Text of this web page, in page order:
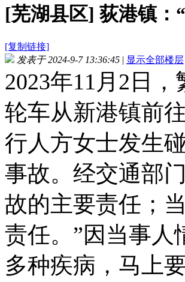
[芜湖县区] 荻港镇：
[复制链接]
发表于 2024-9-7 13:36:45 | 显示全部楼层
2023年11月2日
轮车从新港镇前
行人方女士发生
事故。经交通部
故的主要责任；
责任。”因当事人
多种疾病，马上